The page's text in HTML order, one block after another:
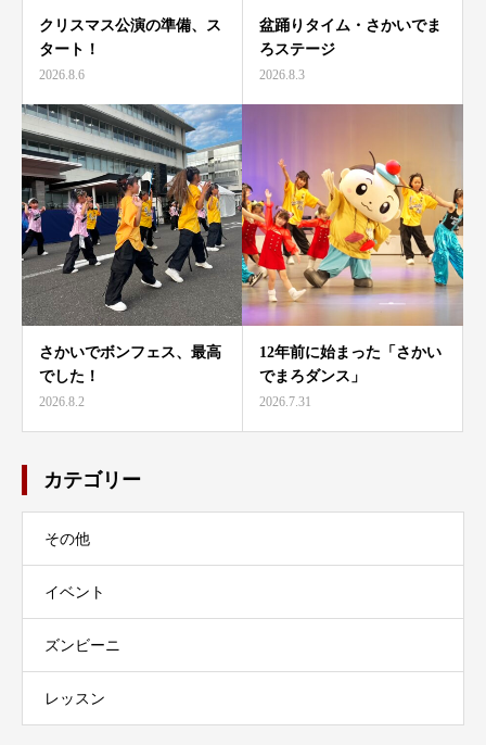
クリスマス公演の準備、ス
タート！
2026.8.6
盆踊りタイム・さかいでま
ろステージ
2026.8.3
さかいでボンフェス、最高
でした！
2026.8.2
12年前に始まった「さかい
でまろダンス」
2026.7.31
カテゴリー
その他
イベント
ズンビーニ
レッスン